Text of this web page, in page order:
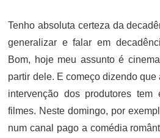
Tenho absoluta certeza da
generalizar e falar em
Bom, hoje meu assunto é
partir dele. E começo dizendo
intervenção dos produtores tem
filmes. Neste domingo, por
num canal pago a comédia